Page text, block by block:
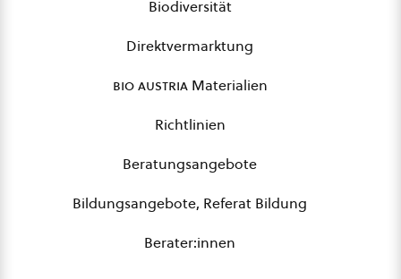
Biodiversität
Direktvermarktung
bio austriaMaterialien
Richtlinien
Beratungsangebote
Bildungsangebote, Referat Bildung
Berater:innen